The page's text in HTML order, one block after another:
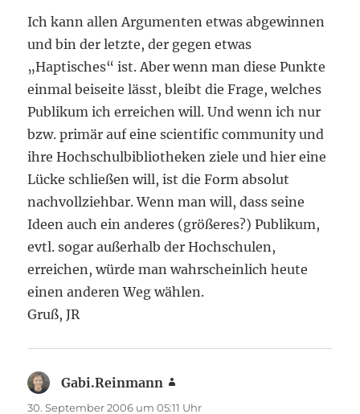
Ich kann allen Argumenten etwas abgewinnen
und bin der letzte, der gegen etwas
„Haptisches“ ist. Aber wenn man diese Punkte
einmal beiseite lässt, bleibt die Frage, welches
Publikum ich erreichen will. Und wenn ich nur
bzw. primär auf eine scientific community und
ihre Hochschulbibliotheken ziele und hier eine
Lücke schließen will, ist die Form absolut
nachvollziehbar. Wenn man will, dass seine
Ideen auch ein anderes (größeres?) Publikum,
evtl. sogar außerhalb der Hochschulen,
erreichen, würde man wahrscheinlich heute
einen anderen Weg wählen.
Gruß, JR
Gabi.Reinmann
30. September 2006 um 05:11 Uhr